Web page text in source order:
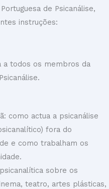
de Psicanálise,
instruções:
a todos os membros da
como actua a psicanálise
fora do
e como trabalham os
sobre os
teatro, artes plásticas,